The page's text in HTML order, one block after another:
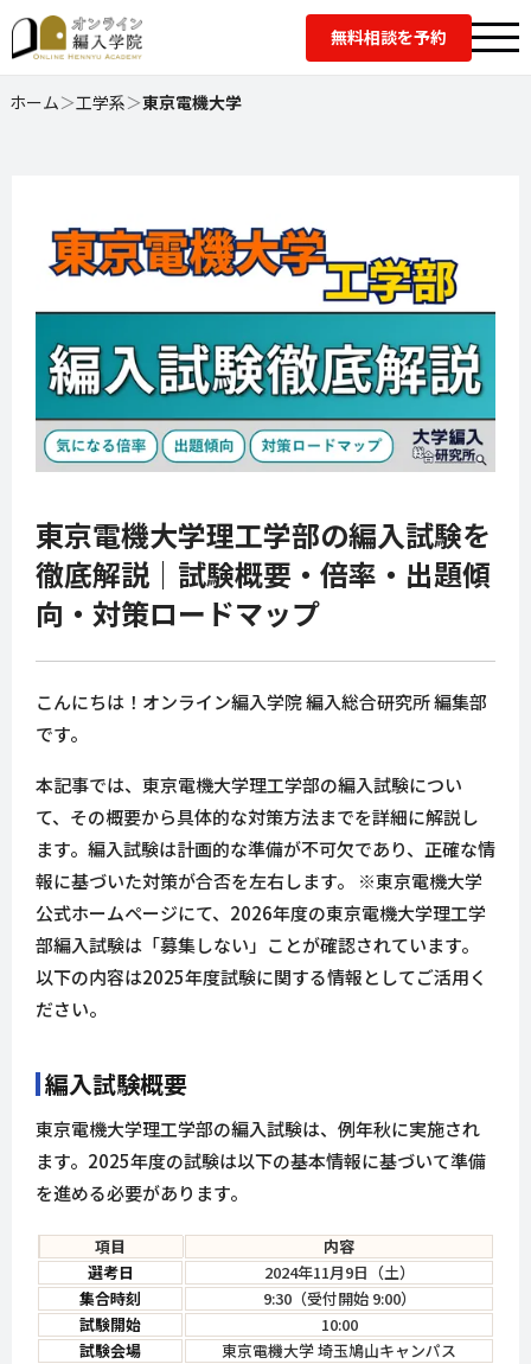
無料相談を予約
ホーム＞工学系＞東京電機大学
東京電機大学理工学部の編入試験を
徹底解説｜試験概要・倍率・出題傾
向・対策ロードマップ
こんにちは！オンライン編入学院 編入総合研究所 編集部
です。
本記事では、東京電機大学理工学部の編入試験につい
て、その概要から具体的な対策方法までを詳細に解説し
ます。編入試験は計画的な準備が不可欠であり、正確な情
報に基づいた対策が合否を左右します。 ※東京電機大学
公式ホームページにて、2026年度の東京電機大学理工学
部編入試験は「募集しない」ことが確認されています。
以下の内容は2025年度試験に関する情報としてご活用く
ださい。
編入試験概要
東京電機大学理工学部の編入試験は、例年秋に実施され
ます。2025年度の試験は以下の基本情報に基づいて準備
を進める必要があります。
項目
内容
選考日
2024年11月9日（土）
集合時刻
9:30（受付開始 9:00）
試験開始
10:00
試験会場
東京電機大学 埼玉鳩山キャンパス